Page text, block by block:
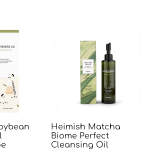
Heimish Matcha
Biome Perfect
Cleansing Oil